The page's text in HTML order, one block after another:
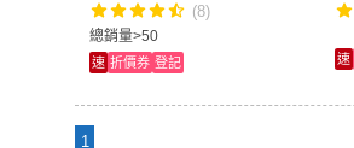
總銷量>50
(8)
速 折價券 登記 速
1